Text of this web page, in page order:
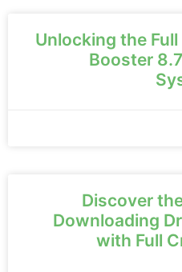
Unlocking the
Booster
Discover
Downloading
with Full